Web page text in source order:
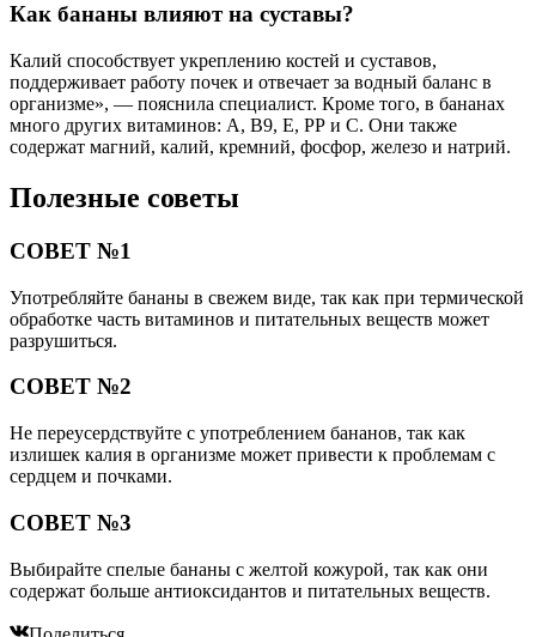
Как бананы влияют на суставы?
Калий способствует укреплению костей и суставов,
поддерживает работу почек и отвечает за водный баланс в
организме», — пояснила специалист. Кроме того, в бананах
много других витаминов: А, В9, Е, РР и С. Они также
содержат магний, калий, кремний, фосфор, железо и натрий.
Полезные советы
СОВЕТ №1
Употребляйте бананы в свежем виде, так как при термической
обработке часть витаминов и питательных веществ может
разрушиться.
СОВЕТ №2
Не переусердствуйте с употреблением бананов, так как
излишек калия в организме может привести к проблемам с
сердцем и почками.
СОВЕТ №3
Выбирайте спелые бананы с желтой кожурой, так как они
содержат больше антиоксидантов и питательных веществ.